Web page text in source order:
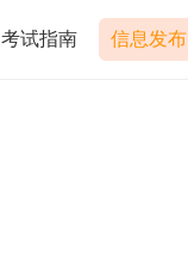
考试指南 信息发布